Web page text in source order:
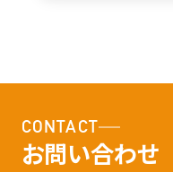
CONTACT
お問い合わせ